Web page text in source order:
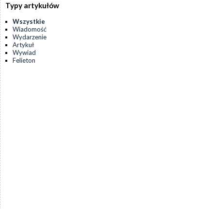
Typy artykułów
Wszystkie
Wiadomość
Wydarzenie
Artykuł
Wywiad
Felieton